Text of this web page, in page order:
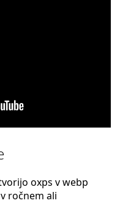
oxps v webp
ročnem ali